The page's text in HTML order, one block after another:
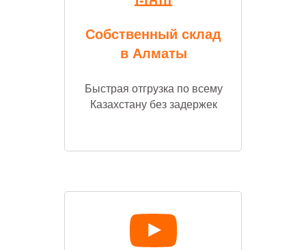
Собственный склад
в Алматы
Быстрая отгрузка по всему
Казахстану без задержек